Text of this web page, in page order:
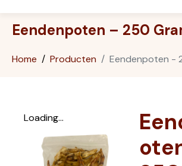
Eendenpoten – 250
Home Producten Eendenpoten -
Loading...